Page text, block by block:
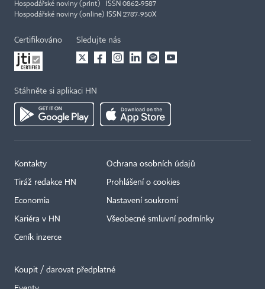
Hospodářské noviny (print) ISSN 0862-9587
Hospodářské noviny (online) ISSN 2787-950X
Certifikováno Sledujte nás
Stáhněte si aplikaci HN
Kontakty
Tiráž redakce HN
Economia
Kariéra v HN
Ceník inzerce
Ochrana osobních údajů
Prohlášení o cookies
Nastavení soukromí
Všeobecné smluvní podmínky
Koupit / darovat předplatné